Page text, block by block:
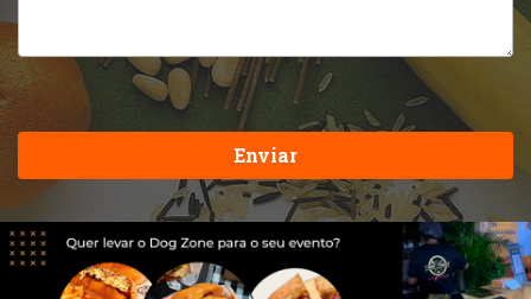
Enviar